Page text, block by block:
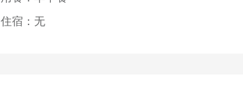
住宿：无